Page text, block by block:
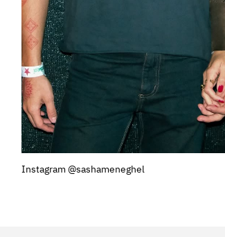
Instagram @sashameneghel